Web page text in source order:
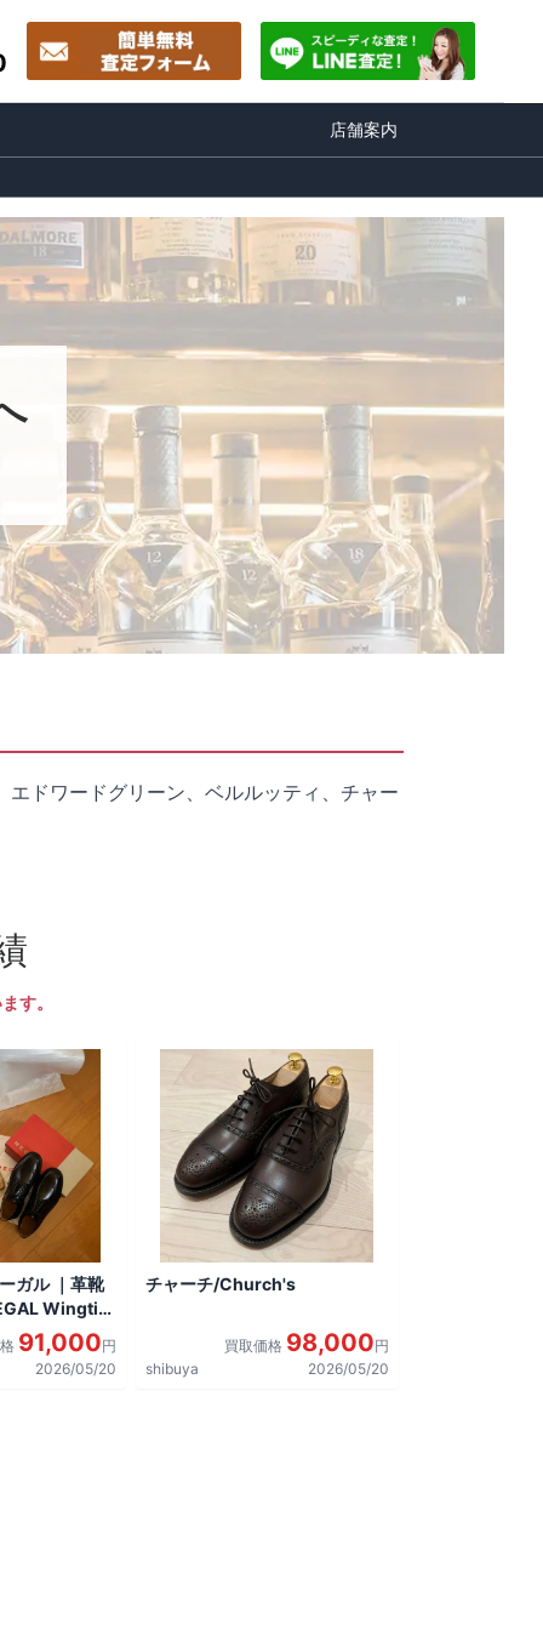
店舗案内
ドワードグリーン、ベルルッティ、チャー
す。
ガル ｜革靴
Wingtip
した。
91,000円
2026/05/20
チャーチ/Church's
買取価格 98,000円
shibuya
2026/05/20